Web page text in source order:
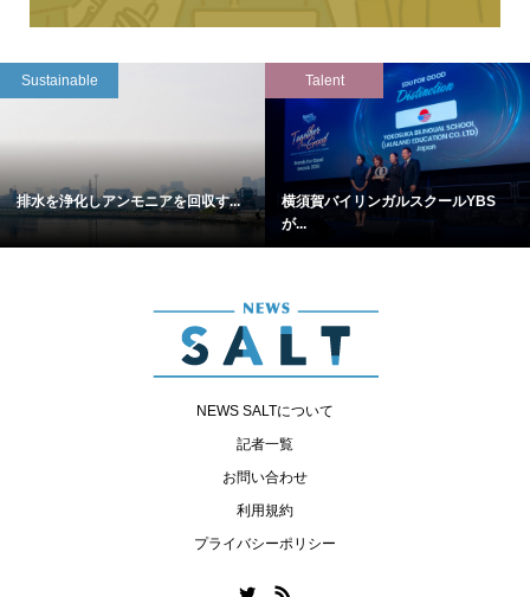
Sustainable
排水を浄化しアンモニアを回収す...
Talent
横須賀バイリンガルスクールYBS
が...
NEWS SALTについて
記者一覧
お問い合わせ
利用規約
プライバシーポリシー